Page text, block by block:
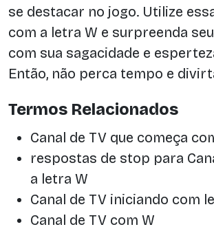
se destacar no jogo. Utilize
com a letra W e surpreenda
com sua sagacidade e
Então, não perca tempo e
Termos Relacionados
Canal de TV que começa
respostas de stop para
a letra W
Canal de TV iniciando com
Canal de TV com W